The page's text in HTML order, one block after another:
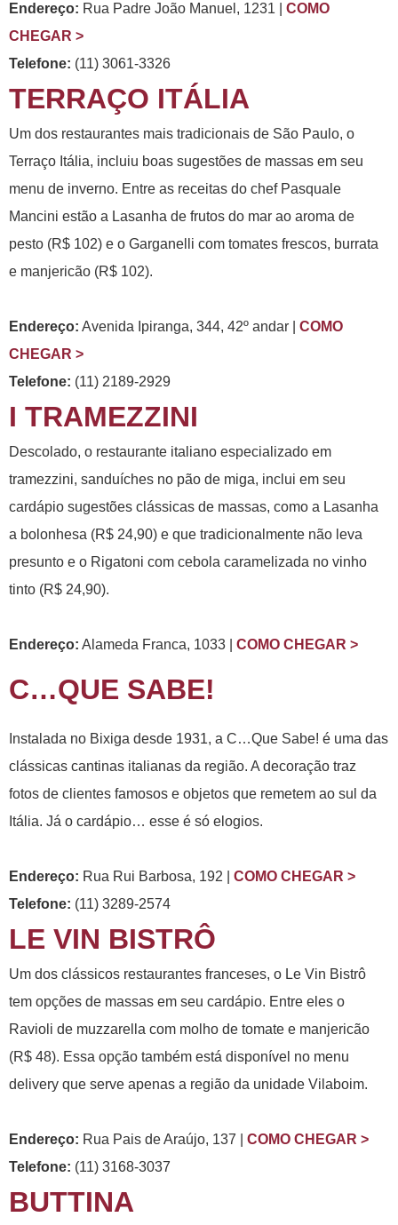
Endereço: Rua Padre João Manuel, 1231 | COMO
CHEGAR >
Telefone: (11) 3061-3326
TERRAÇO ITÁLIA
Um dos restaurantes mais tradicionais de São Paulo, o
Terraço Itália, incluiu boas sugestões de massas em seu
menu de inverno. Entre as receitas do chef Pasquale
Mancini estão a Lasanha de frutos do mar ao aroma de
pesto (R$ 102) e o Garganelli com tomates frescos, burrata
e manjericão (R$ 102).
Endereço: Avenida Ipiranga, 344, 42º andar | COMO
CHEGAR >
Telefone: (11) 2189-2929
I TRAMEZZINI
Descolado, o restaurante italiano especializado em
tramezzini, sanduíches no pão de miga, inclui em seu
cardápio sugestões clássicas de massas, como a Lasanha
a bolonhesa (R$ 24,90) e que tradicionalmente não leva
presunto e o Rigatoni com cebola caramelizada no vinho
tinto (R$ 24,90).
Endereço: Alameda Franca, 1033 | COMO CHEGAR >
C…QUE SABE!
Instalada no Bixiga desde 1931, a C…Que Sabe! é uma das
clássicas cantinas italianas da região. A decoração traz
fotos de clientes famosos e objetos que remetem ao sul da
Itália. Já o cardápio… esse é só elogios.
Endereço: Rua Rui Barbosa, 192 | COMO CHEGAR >
Telefone: (11) 3289-2574
LE VIN BISTRÔ
Um dos clássicos restaurantes franceses, o Le Vin Bistrô
tem opções de massas em seu cardápio. Entre eles o
Ravioli de muzzarella com molho de tomate e manjericão
(R$ 48). Essa opção também está disponível no menu
delivery que serve apenas a região da unidade Vilaboim.
Endereço: Rua Pais de Araújo, 137 | COMO CHEGAR >
Telefone: (11) 3168-3037
BUTTINA